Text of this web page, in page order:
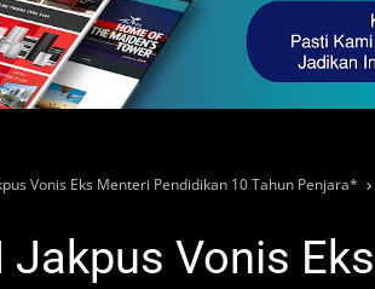
Vonis Eks Menteri Pendidikan 10 Tahun Penjara*
Jakpus Vonis